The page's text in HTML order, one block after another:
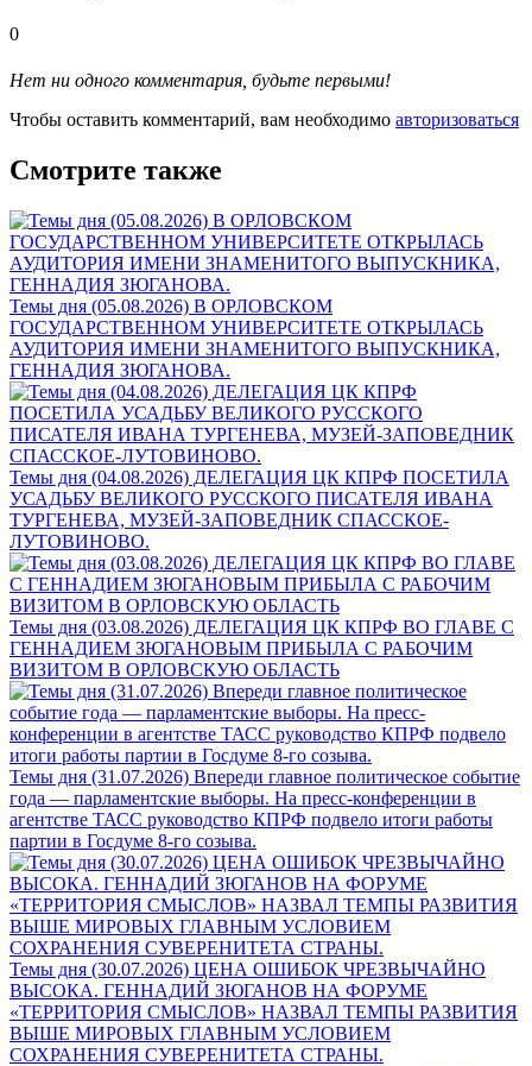
0
Нет ни одного комментария, будьте первыми!
Чтобы оставить комментарий, вам необходимо авторизоваться
Смотрите также
Темы дня (05.08.2026) В ОРЛОВСКОМ
ГОСУДАРСТВЕННОМ УНИВЕРСИТЕТЕ ОТКРЫЛАСЬ
АУДИТОРИЯ ИМЕНИ ЗНАМЕНИТОГО ВЫПУСКНИКА,
ГЕННАДИЯ ЗЮГАНОВА.
Темы дня (04.08.2026) ДЕЛЕГАЦИЯ ЦК КПРФ ПОСЕТИЛА
УСАДЬБУ ВЕЛИКОГО РУССКОГО ПИСАТЕЛЯ ИВАНА
ТУРГЕНЕВА, МУЗЕЙ-ЗАПОВЕДНИК СПАССКОЕ-
ЛУТОВИНОВО.
Темы дня (03.08.2026) ДЕЛЕГАЦИЯ ЦК КПРФ ВО ГЛАВЕ С
ГЕННАДИЕМ ЗЮГАНОВЫМ ПРИБЫЛА С РАБОЧИМ
ВИЗИТОМ В ОРЛОВСКУЮ ОБЛАСТЬ
Темы дня (31.07.2026) Впереди главное политическое событие
года — парламентские выборы. На пресс-конференции в
агентстве ТАСС руководство КПРФ подвело итоги работы
партии в Госдуме 8-го созыва.
Темы дня (30.07.2026) ЦЕНА ОШИБОК ЧРЕЗВЫЧАЙНО
ВЫСОКА. ГЕННАДИЙ ЗЮГАНОВ НА ФОРУМЕ
«ТЕРРИТОРИЯ СМЫСЛОВ» НАЗВАЛ ТЕМПЫ РАЗВИТИЯ
ВЫШЕ МИРОВЫХ ГЛАВНЫМ УСЛОВИЕМ
СОХРАНЕНИЯ СУВЕРЕНИТЕТА СТРАНЫ.